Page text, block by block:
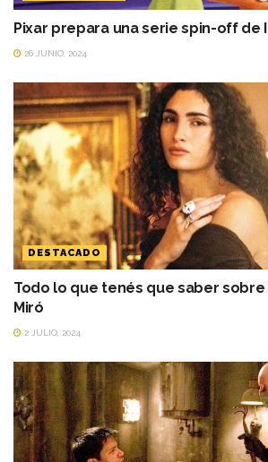
Pixar prepara una serie spin-off de
26 JUNIO, 2024
DESTACADO
Todo lo que tenés que saber sobre
Miró
2 JULIO, 2024